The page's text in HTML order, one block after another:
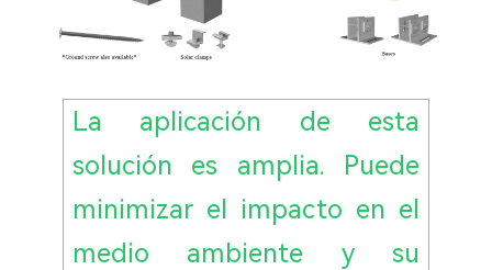
La aplicación de esta
solución es amplia. Puede
minimizar el impacto en el
medio ambiente y su